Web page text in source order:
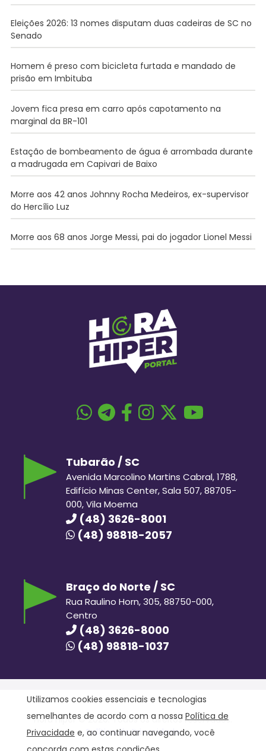
Eleições 2026: 13 nomes disputam duas cadeiras de SC no
Senado
Homem é preso com bicicleta furtada e mandado de
prisão em Imbituba
Jovem fica presa em carro após capotamento na
marginal da BR-101
Estação de bombeamento de água é arrombada durante
a madrugada em Capivari de Baixo
Morre aos 42 anos Johnny Rocha Medeiros, ex-supervisor
do Hercílio Luz
Morre aos 68 anos Jorge Messi, pai do jogador Lionel Messi
Tubarão / SC
Avenida Marcolino Martins Cabral, 1788,
Edifício Minas Center, Sala 507, 88705-
000, Vila Moema
(48) 3626-8001
(48) 98818-2057
Braço do Norte / SC
Rua Raulino Horn, 305, 88750-000,
Centro
(48) 3626-8000
(48) 98818-1037
Hora Hiper © 2020. Todos os direitos reservados.
Política de Privacidade
Utilizamos cookies essenciais e tecnologias
semelhantes de acordo com a nossa Política de
Privacidade e, ao continuar navegando, você